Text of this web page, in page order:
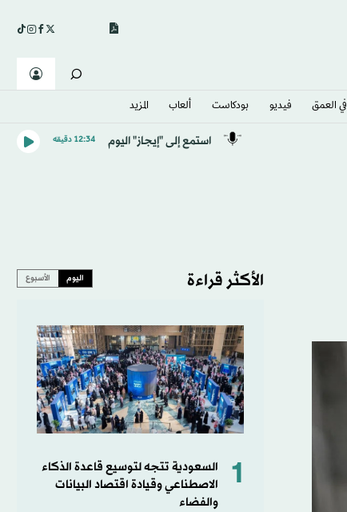
في العمق فيديو بودكاست ألعاب المزيد
استمع إلى "إيجاز" اليوم 12:34 دقيقه
الأكثر قراءة اليوم الأسبوع
1
السعودية تتجه لتوسيع قاعدة الذكاء
الاصطناعي وقيادة اقتصاد البيانات
والفضاء